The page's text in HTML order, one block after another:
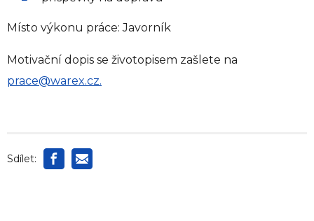
Místo výkonu práce: Javorník
Motivační dopis se životopisem zašlete na
prace@warex.cz.
Sdílet: